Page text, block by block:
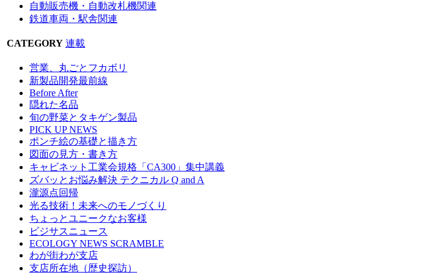
自動販売機・自動改札機関連
鉄道車両・駅舎関連
CATEGORY 連載
営業、丸ごとフカボリ
新製品開発最前線
Before After
隠れた名品
旬の野菜とタキゲン製品
PICK UP NEWS
ポンチ絵の基礎と描き方
図面の見方・書き方
キャビネット工業会規格「CA300」集中講義
ズバッとお悩み解決 テクニカル Q and A
瀧源点回帰
光る技術！未来へのモノづくり
ちょっとユニークなお客様
ビジサスニュース
ECOLOGY NEWS SCRAMBLE
わが街わが支店
支店所在地（歴史探訪）